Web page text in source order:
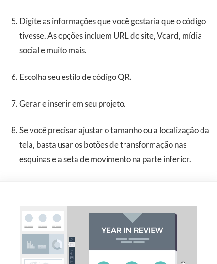
Digite as informações que você gostaria que o código
tivesse. As opções incluem URL do site, Vcard, mídia
social e muito mais.
Escolha seu estilo de código QR.
Gerar e inserir em seu projeto.
Se você precisar ajustar o tamanho ou a localização da
tela, basta usar os botões de transformação nas
esquinas e a seta de movimento na parte inferior.